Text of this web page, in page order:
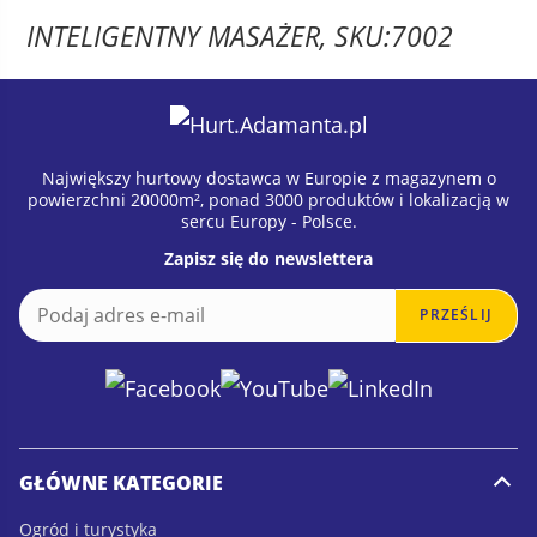
INTELIGENTNY MASAŻER, SKU:7002
Największy hurtowy dostawca w Europie z magazynem o
powierzchni 20000m², ponad 3000 produktów i lokalizacją w
sercu Europy - Polsce.
Zapisz się do newslettera
a
i
l
E
m
PRZEŚLIJ
GŁÓWNE KATEGORIE
Ogród i turystyka